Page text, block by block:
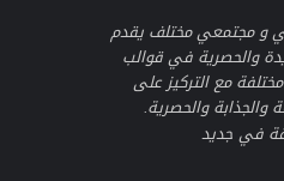
و مجتمعي مختلف يقدم
والحصرية في قوالب
مع التركيز على
والجذابة والحصرية.
في جديد